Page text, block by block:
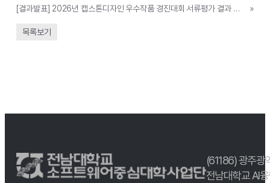
[결과발표] 2026년 캡스톤디자인 우수작품 경진대회 서류평가 결과 안내
»
목록보기
(61186) 광주광
전남대학교 AI